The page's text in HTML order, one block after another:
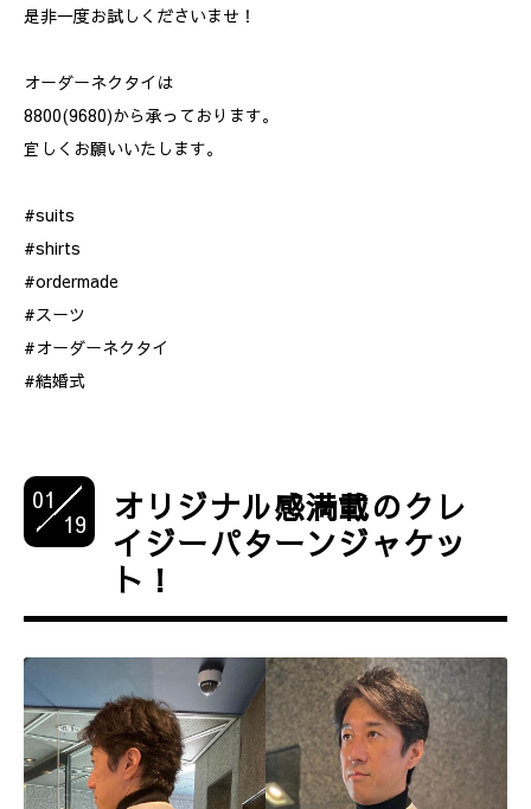
是非一度お試しくださいませ！
オーダーネクタイは
8800(9680)から承っております。
宜しくお願いいたします。
#suits
#shirts
#ordermade
#スーツ
#オーダーネクタイ
#結婚式
01
19
オリジナル感満載のクレ
イジーパターンジャケッ
ト！